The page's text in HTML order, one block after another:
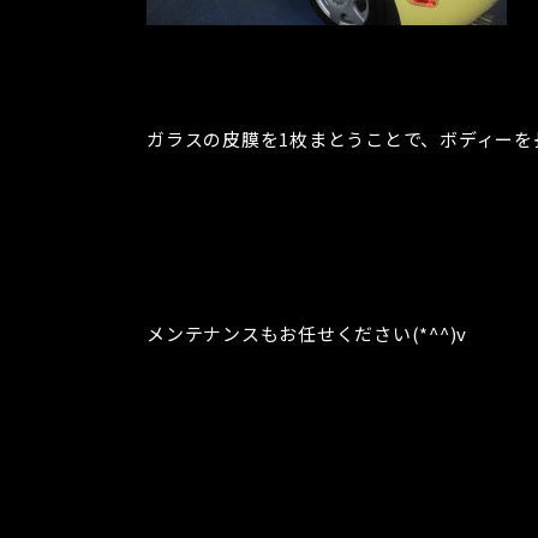
ガラスの皮膜を1枚まとうことで、ボディーを
メンテナンスもお任せください(*^^)v